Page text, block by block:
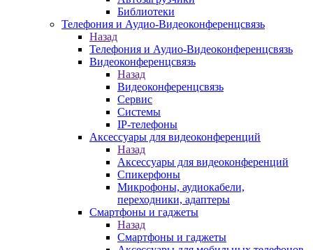
Библиотеки
Телефония и Аудио-Видеоконференцсвязь
Назад
Телефония и Аудио-Видеоконференцсвязь
Видеоконференцсвязь
Назад
Видеоконференцсвязь
Сервис
Системы
IP-телефоны
Аксессуары для видеоконференций
Назад
Аксессуары для видеоконференций
Спикерфоны
Микрофоны, аудиокабели,
переходники, адаптеры
Смартфоны и гаджеты
Назад
Смартфоны и гаджеты